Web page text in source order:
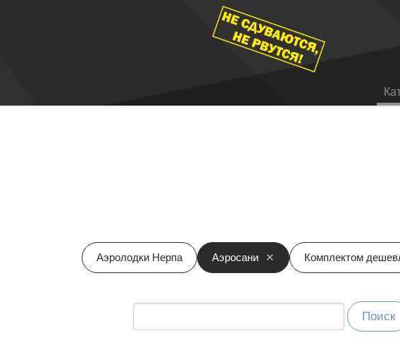
Аэролодки Нерпа Аэросани Комплектом